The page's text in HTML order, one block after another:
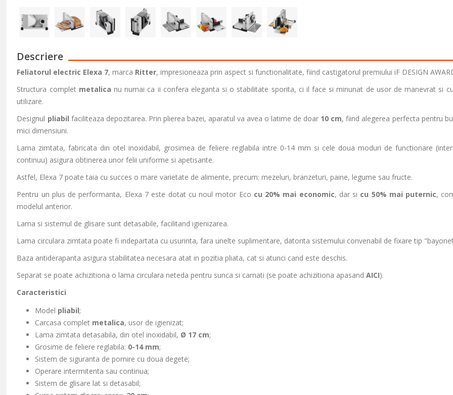
Descriere
Feliatorul electric Elexa 7, marca Ritter, impresioneaza prin aspect si functionalitate, fiind castigatorulpremiului iF DESIGN
Structura complet metalica nu numai ca ii confera eleganta si o stabilitate sporita, ci il face si minunat de usor de manevrat si
utilizare.
Designul pliabil faciliteaza depozitarea. Prin plierea bazei, aparatul va avea o latime de doar 10 cm, fiind alegerea perfecta pentru
mici dimensiuni.
Lama zimtata, fabricata din otel inoxidabil, grosimea de feliere reglabila intre 0-14 mm si cele doua moduri de functionare
continuu) asigura obtinerea unor feliiuniforme si apetisante.
Astfel, Elexa 7 poate taia cu succes o mare varietate de alimente, precum: mezeluri, branzeturi, paine, legume sau fructe.
Pentru un plus de performanta, Elexa 7 este dotat cu noul motor Eco cu 20% mai economic, dar si cu 50% mai puternic,
modelul anterior.
Lama si sistemul de glisare sunt detasabile, facilitand igienizarea.
Lama circulara zimtata poate fi indepartata cu usurinta, fara unelte suplimentare, datorita sistemului convenabil de fixare tip
Baza antiderapanta asigura stabilitatea necesara atat in pozitia pliata, cat si atunci cand este deschis.
Separat se poate achizitiona o lama circulara neteda pentru sunca si carnati (se poate achizitiona apasandAICI).
Caracteristici
Model pliabil;
Carcasa complet metalica, usor de igienizat;
Lama zimtata detasabila, din otel inoxidabil, Ø 17 cm;
Grosime de feliere reglabila: 0-14 mm;
Sistem de siguranta de pornire cu doua degete;
Operare intermitenta sau continua;
Sistem de glisare lat si detasabil;